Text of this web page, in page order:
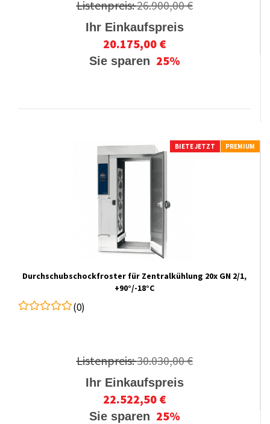
Listenpreis:26.900,00 €
Ihr Einkaufspreis
20.175,00 €
Sie sparen 25%
BIETE JETZT PREMIUM
Durchschubschockfroster für Zentralkühlung 20x GN 2/1,
+90°/-18°C
(0)
Listenpreis:30.030,00 €
Ihr Einkaufspreis
22.522,50 €
Sie sparen 25%